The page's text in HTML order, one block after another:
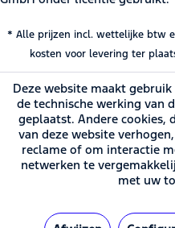
* Alle prijzen incl. wettelijke btw
kosten voor levering ter
Deze website maakt
de technische werking van
geplaatst. Andere
van deze website
reclame of om interactie
netwerken te
met uw